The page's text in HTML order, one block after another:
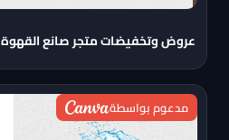
عروض وتخفيضات متجر صانع القهوة
مدعوم بواسطة